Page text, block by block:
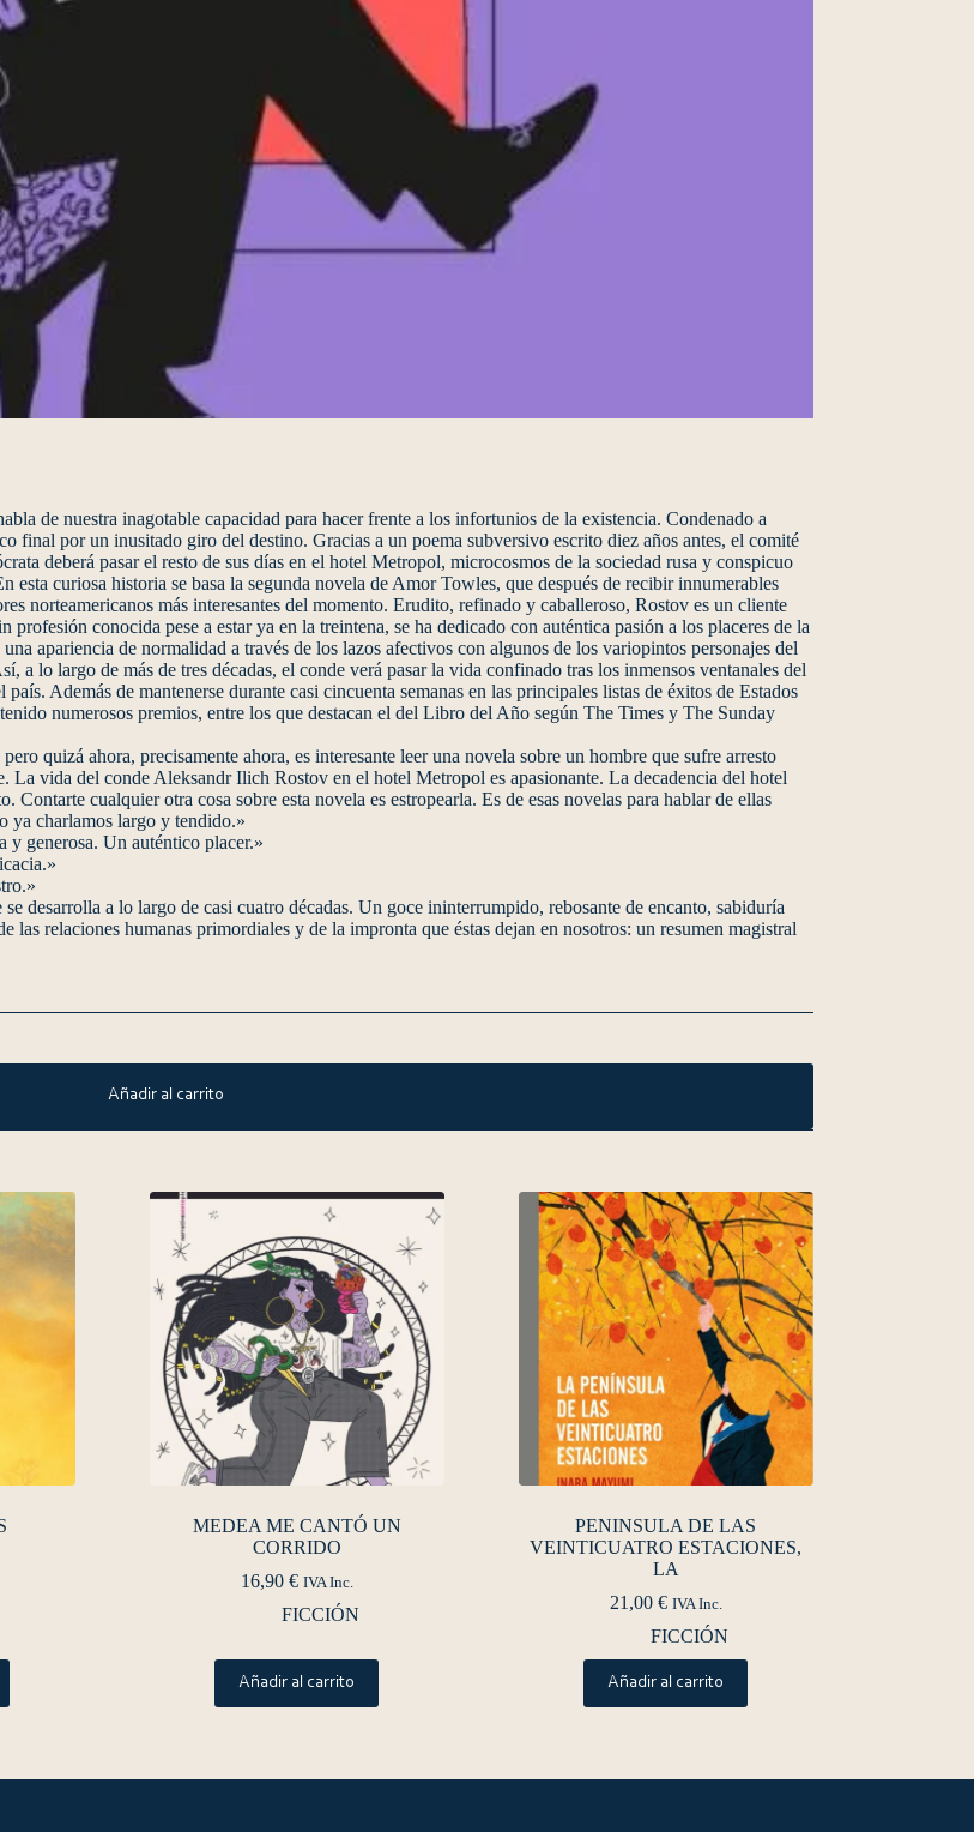
de nuestra inagotable capacidad para hacer frente a los infortunios de la existencia. Condenado a
por un inusitado giro del destino. Gracias a un poema subversivo escrito diez años antes, el comité
deberá pasar el resto de sus días en el hotel Metropol, microcosmos de la sociedad rusa y conspicuo
curiosa historia se basa la segunda novela de Amor Towles, que después de recibir innumerables
norteamericanos más interesantes del momento. Erudito, refinado y caballeroso, Rostov es un cliente
conocida pese a estar ya en la treintena, se ha dedicado con auténtica pasión a los placeres de la
apariencia de normalidad a través de los lazos afectivos con algunos de los variopintos personajes del
a lo largo de más de tres décadas, el conde verá pasar la vida confinado tras los inmensos ventanales del
Además de mantenerse durante casi cincuenta semanas en las principales listas de éxitos de Estados
numerosos premios, entre los que destacan el del Libro del Año según The Times y The Sunday
quizá ahora, precisamente ahora, es interesante leer una novela sobre un hombre que sufre arresto
La vida del conde Aleksandr Ilich Rostov en el hotel Metropol es apasionante. La decadencia del hotel
cualquier otra cosa sobre esta novela es estropearla. Es de esas novelas para hablar de ellas
ya charlamos largo y tendido.»
y generosa. Un auténtico placer.»
desarrolla a lo largo de casi cuatro décadas. Un goce ininterrumpido, rebosante de encanto, sabiduría
relaciones humanas primordiales y de la impronta que éstas dejan en nosotros: un resumen magistral
Añadir al carrito
MEDEA ME CANTÓ UN
CORRIDO
16,90 € IVA Inc.
FICCIÓN
Añadir al carrito
PENINSULA DE LAS
VEINTICUATRO ESTACIONES,
LA
21,00 € IVA Inc.
FICCIÓN
Añadir al carrito